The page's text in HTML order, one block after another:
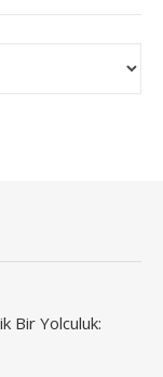
Bir Yolculuk: